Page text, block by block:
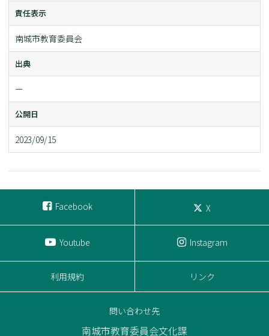
責任表示
南城市教育委員会
出典
ー
公開日
2023/09/15
Facebook X
Youtube Instagram
利用規約 リンク
問い合わせ先
南城市教育委員会文化課